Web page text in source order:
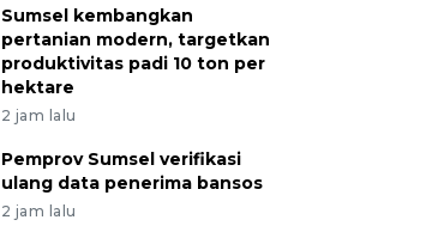
Sumsel kembangkan
pertanian modern, targetkan
produktivitas padi 10 ton per
hektare
2 jam lalu
Pemprov Sumsel verifikasi
ulang data penerima bansos
2 jam lalu